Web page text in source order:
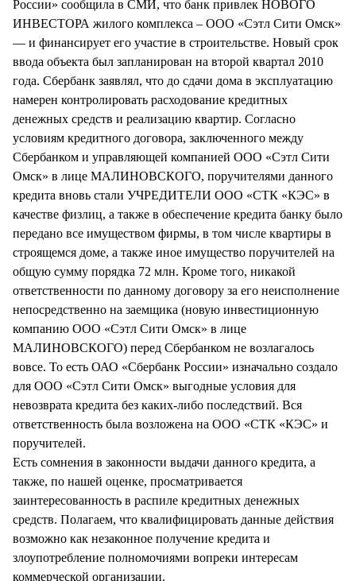
России» сообщила в СМИ, что банк привлек НОВОГО
ИНВЕСТОРА жилого комплекса – ООО «Сэтл Сити Омск»
— и финансирует его участие в строительстве. Новый срок
ввода объекта был запланирован на второй квартал 2010
года. Сбербанк заявлял, что до сдачи дома в эксплуатацию
намерен контролировать расходование кредитных
денежных средств и реализацию квартир. Согласно
условиям кредитного договора, заключенного между
Сбербанком и управляющей компанией ООО «Сэтл Сити
Омск» в лице МАЛИНОВСКОГО, поручителями данного
кредита вновь стали УЧРЕДИТЕЛИ ООО «СТК «КЭС» в
качестве физлиц, а также в обеспечение кредита банку было
передано все имуществом фирмы, в том числе квартиры в
строящемся доме, а также иное имущество поручителей на
общую сумму порядка 72 млн. Кроме того, никакой
ответственности по данному договору за его неисполнение
непосредственно на заемщика (новую инвестиционную
компанию ООО «Сэтл Сити Омск» в лице
МАЛИНОВСКОГО) перед Сбербанком не возлагалось
вовсе. То есть ОАО «Сбербанк России» изначально создало
для ООО «Сэтл Сити Омск» выгодные условия для
невозврата кредита без каких-либо последствий. Вся
ответственность была возложена на ООО «СТК «КЭС» и
поручителей.
Есть сомнения в законности выдачи данного кредита, а
также, по нашей оценке, просматривается
заинтересованность в распиле кредитных денежных
средств. Полагаем, что квалифицировать данные действия
возможно как незаконное получение кредита и
злоупотребление полномочиями вопреки интересам
коммерческой организации.